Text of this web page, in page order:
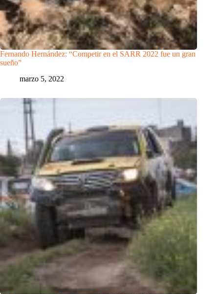
Fernando Hernández: “Competir en el SARR 2022 fue un gran
sueño”
marzo 5, 2022